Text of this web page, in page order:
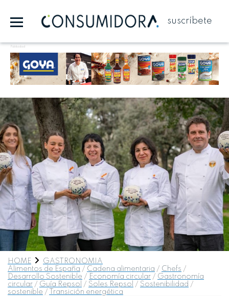
suscríbete
Publicidad
HOME
GASTRONOMIA
Alimentos de España / Cadena alimentaria / Chefs /
Desarrollo Sostenible / Economía circular / Gastronomía
circular / Guía Repsol / Soles Repsol / Sostenibilidad /
sostenible / Transición energética